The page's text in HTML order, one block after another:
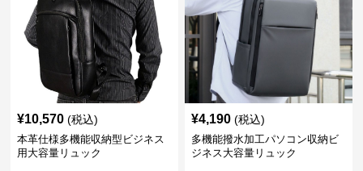
¥10,570 (税込)
本革仕様多機能収納型ビジネス
用大容量リュック
¥4,190 (税込)
多機能撥水加工パソコン収納ビ
ジネス大容量リュック